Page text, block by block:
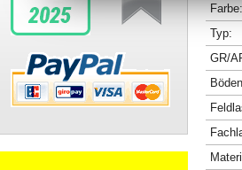
Farbe:
Typ:
GR/